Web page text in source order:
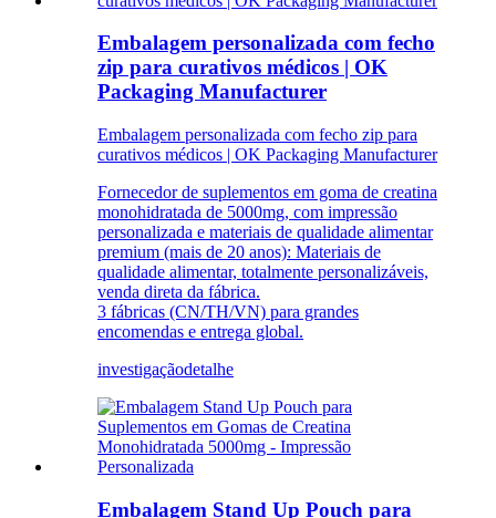
Embalagem personalizada com fecho
zip para curativos médicos | OK
Packaging Manufacturer
Embalagem personalizada com fecho zip para
curativos médicos | OK Packaging Manufacturer
Fornecedor de suplementos em goma de creatina
monohidratada de 5000mg, com impressão
personalizada e materiais de qualidade alimentar
premium (mais de 20 anos): Materiais de
qualidade alimentar, totalmente personalizáveis,
venda direta da fábrica.
3 fábricas (CN/TH/VN) para grandes
encomendas e entrega global.
investigaçãodetalhe
Embalagem Stand Up Pouch para